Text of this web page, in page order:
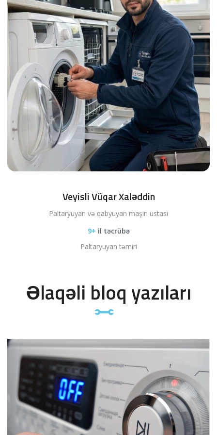
Veyisli Vüqar Xaləddin
Paltaryuyan və qabyuyan maşın ustası
9+ il təcrübə
Paltaryuyan təmiri
Əlaqəli bloq yazıları